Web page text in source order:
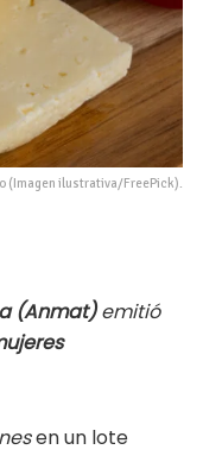
(Imagen ilustrativa/FreePick).
(Anmat)emitió
en un lote